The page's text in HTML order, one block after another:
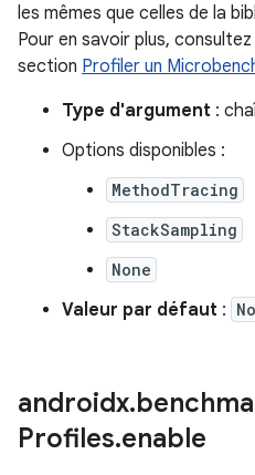
les mêmes que celles de la
Pour en savoir plus,
section Profiler un
Type d'argument :
Options disponibles :
MethodTracing
StackSampling
None
Valeur par défaut :
androidx.
Profiles.enable